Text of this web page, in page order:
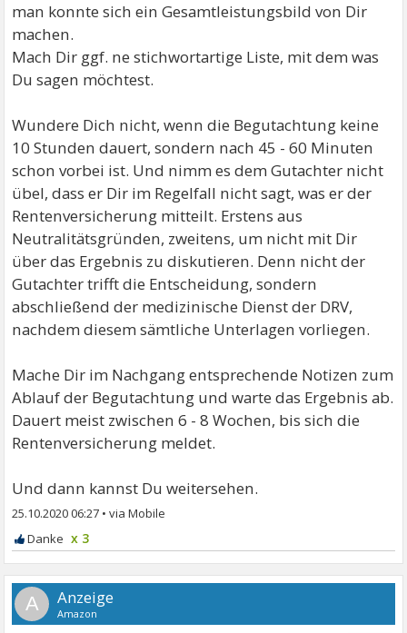
man konnte sich ein Gesamtleistungsbild von Dir
machen.
Mach Dir ggf. ne stichwortartige Liste, mit dem was
Du sagen möchtest.
Wundere Dich nicht, wenn die Begutachtung keine
10 Stunden dauert, sondern nach 45 - 60 Minuten
schon vorbei ist. Und nimm es dem Gutachter nicht
übel, dass er Dir im Regelfall nicht sagt, was er der
Rentenversicherung mitteilt. Erstens aus
Neutralitätsgründen, zweitens, um nicht mit Dir
über das Ergebnis zu diskutieren. Denn nicht der
Gutachter trifft die Entscheidung, sondern
abschließend der medizinische Dienst der DRV,
nachdem diesem sämtliche Unterlagen vorliegen.
Mache Dir im Nachgang entsprechende Notizen zum
Ablauf der Begutachtung und warte das Ergebnis ab.
Dauert meist zwischen 6 - 8 Wochen, bis sich die
Rentenversicherung meldet.
Und dann kannst Du weitersehen.
25.10.2020 06:27 •
x 3
A